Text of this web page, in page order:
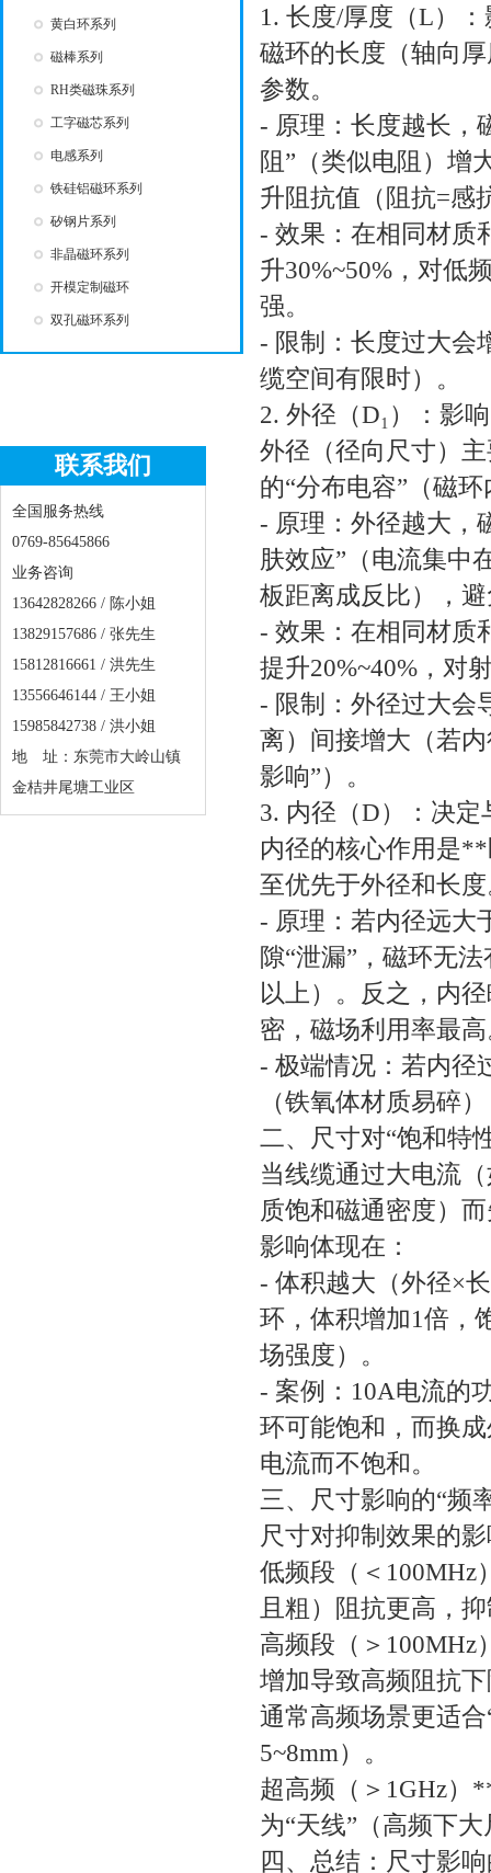
黄白环系列
磁棒系列
RH类磁珠系列
工字磁芯系列
电感系列
铁硅铝磁环系列
矽钢片系列
非晶磁环系列
开模定制磁环
双孔磁环系列
1. 长度/厚度（L）
磁环的长度（轴向
参数。
- 原理：长度越长，
阻”（类似电阻）增
升阻抗值（阻抗=感
- 效果：在相同材质
升30%~50%，对低
强。
- 限制：长度过大会
缆空间有限时）。
2. 外径（D₁）：影
外径（径向尺寸）
的“分布电容”（磁
- 原理：外径越大，
肤效应”（电流集中
板距离成反比），
- 效果：在相同材质
提升20%~40%，对
- 限制：外径过大会
离）间接增大（若
影响”）。
3. 内径（D）：决
内径的核心作用是
至优先于外径和长
- 原理：若内径远大
隙“泄漏”，磁环无
以上）。反之，内
密，磁场利用率最
- 极端情况：若内径
（铁氧体材质易碎
二、尺寸对“饱和特
当线缆通过大电流
质饱和磁通密度）
影响体现在：
- 体积越大（外径×
环，体积增加1倍，
场强度）。
- 案例：10A电流的
环可能饱和，而换
电流而不饱和。
三、尺寸影响的“频
尺寸对抑制效果的
低频段（＜100MHz
且粗）阻抗更高，
高频段（＞
增加导致高频阻抗
通常高频场景更适
5~8mm）。
超高频（＞1GHz）
为“天线”（高频下
四、总结：尺寸影
联系我们
全国服务热线
0769-85645866
业务咨询
13642828266 / 陈小姐
13829157686 / 张先生
15812816661 / 洪先生
13556646144 / 王小姐
15985842738 / 洪小姐
地 址：东莞市大岭山镇
金桔井尾塘工业区